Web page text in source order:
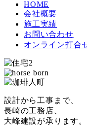
HOME
会社概要
施工実績
お問い合わせ
オンライン打合
設計から工事まで、
長崎の工務店、
大峰建設が承ります。